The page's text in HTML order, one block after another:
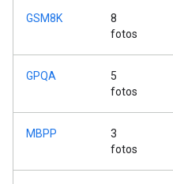
GSM8K
8
fotos
GPQA
5
fotos
MBPP
3
fotos